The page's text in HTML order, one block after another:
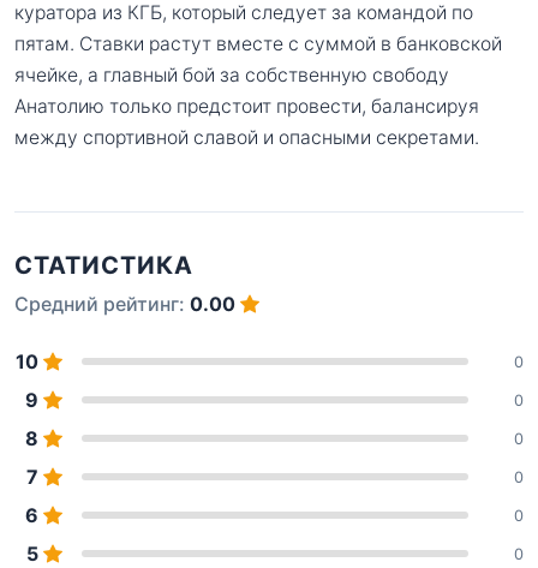
куратора из КГБ, который следует за командой по
пятам. Ставки растут вместе с суммой в банковской
ячейке, а главный бой за собственную свободу
Анатолию только предстоит провести, балансируя
между спортивной славой и опасными секретами.
СТАТИСТИКА
Средний рейтинг: 0.00
10 0
9 0
8 0
7 0
6 0
5 0